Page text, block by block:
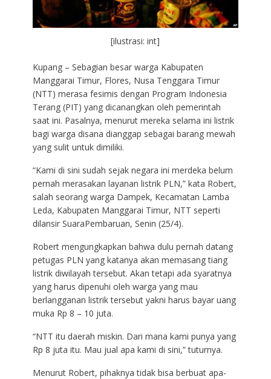
[ilustrasi: int]
Kupang – Sebagian besar warga Kabupaten
Manggarai Timur, Flores, Nusa Tenggara Timur
(NTT) merasa fesimis dengan Program Indonesia
Terang (PIT) yang dicanangkan oleh pemerintah
saat ini. Pasalnya, menurut mereka selama ini listrik
bagi warga disana dianggap sebagai barang mewah
yang sulit untuk dimiliki.
“Kami di sini sudah sejak negara ini merdeka belum
pernah merasakan layanan listrik PLN,” kata Robert,
salah seorang warga Dampek, Kecamatan Lamba
Leda, Kabupaten Manggarai Timur, NTT seperti
dilansir SuaraPembaruan, Senin (25/4).
Robert mengungkapkan bahwa dulu pernah datang
petugas PLN yang katanya akan memasang tiang
listrik diwilayah tersebut. Akan tetapi ada syaratnya
yang harus dipenuhi oleh warga yang mau
berlangganan listrik tersebut yakni harus bayar uang
muka Rp 8 – 10 juta.
“NTT itu daerah miskin. Dari mana kami punya yang
Rp 8 juta itu. Mau jual apa kami di sini,” tuturnya.
Menurut Robert, pihaknya tidak bisa berbuat apa-